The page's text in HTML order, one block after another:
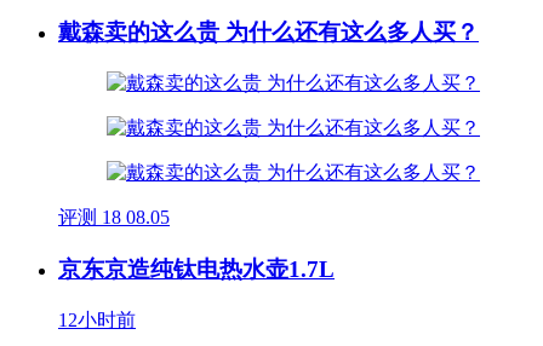
戴森卖的这么贵 为什么还有这么多人买？
评测 18 08.05
京东京造纯钛电热水壶1.7L
12小时前